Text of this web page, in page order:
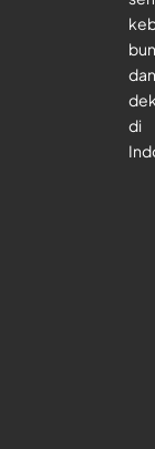
dan
di